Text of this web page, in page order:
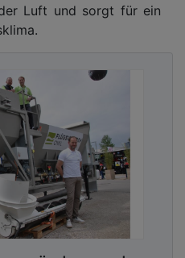
Luft und sorgt für ein